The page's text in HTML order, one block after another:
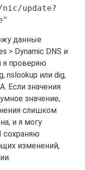
update?
данные
> Dynamic DNS и
я проверяю
nslookup или dig,
Если значения
значение,
слишком
и я могу
сохраняю
изменений,